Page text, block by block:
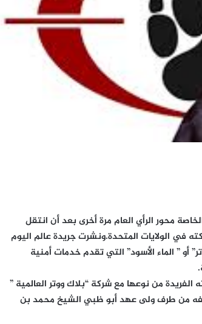
محور الرأي العام مرة أخرى بعد أن انتقل
في الولايات المتحدة.ونشرت جريدة عالم اليوم
ووتر” أو ” الماء الأسود” التي تقدم خدمات أمنية
الفريدة من نوعها مع شركة “بلاك ووتر العالمية ”
من طرف ولى عهد أبو ظبي الشيخ محمد بن